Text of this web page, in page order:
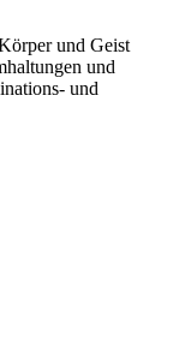
und Geist
und
und